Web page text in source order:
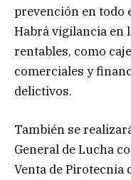
prevención en todo
Habrá vigilancia en
rentables, como
comerciales y
delictivos.
También se
General de Lucha
Venta de Pirotecnia